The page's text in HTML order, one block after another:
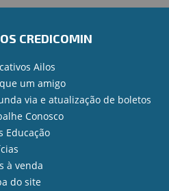
CREDICOMIN
Ailos
um amigo
via e atualização de boletos
Conosco
Educação
à venda
do site